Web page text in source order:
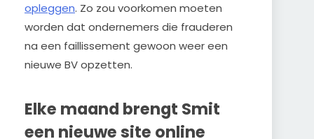
opleggen. Zo zou voorkomen moeten
worden dat ondernemers die frauderen
na een faillissement gewoon weer een
nieuwe BV opzetten.
Elke maand brengt Smit
een nieuwe site online